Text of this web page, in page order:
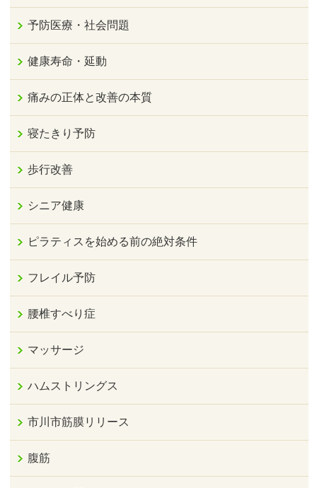
予防医療・社会問題
健康寿命・延動
痛みの正体と改善の本質
寝たきり予防
歩行改善
シニア健康
ピラティスを始める前の絶対条件
フレイル予防
腰椎すべり症
マッサージ
ハムストリングス
市川市筋膜リリース
腹筋